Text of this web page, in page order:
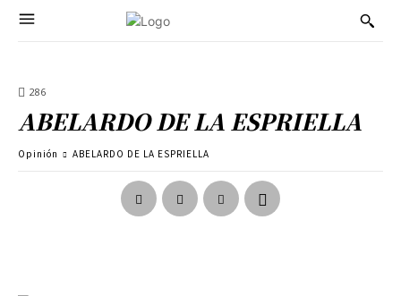
286
ABELARDO DE LA ESPRIELLA
Opinión ABELARDO DE LA ESPRIELLA